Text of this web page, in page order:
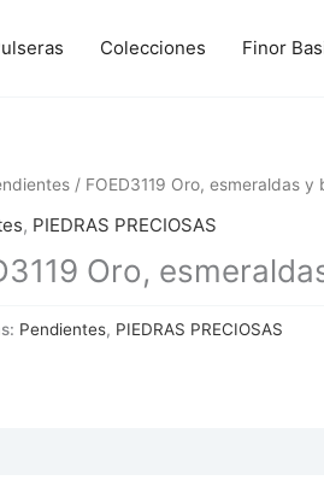
Colecciones Finor
/ FOED3119 Oro, esmeraldas y
, PIEDRAS PRECIOSAS
Oro,
Pendientes, PIEDRAS PRECIOSAS